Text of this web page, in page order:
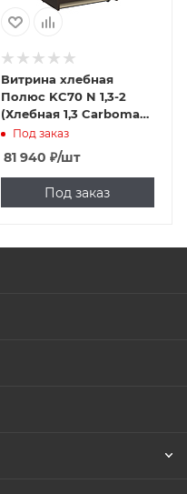
Витрина хлебная
Полюс KC70 N 1,3-2
(Хлебная 1,3 Carboma
Cube)
Под заказ
81 940 ₽/шт
Под заказ